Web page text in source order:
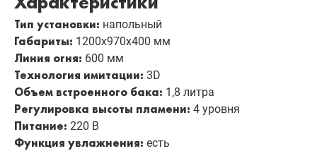
Тип установки: напольный
Габариты: 1200х970х400 мм
Линия огня: 600 мм
Технология имитации: 3D
Объем встроенного бака: 1,8 литра
Регулировка высоты пламени: 4 уровня
Питание: 220 В
Функция увлажнения: есть